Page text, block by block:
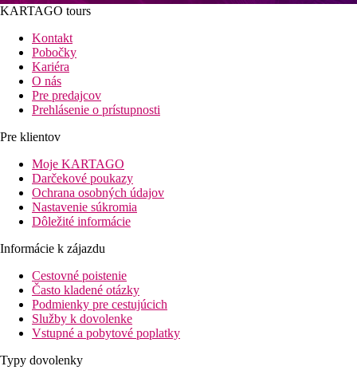
KARTAGO tours
Kontakt
Pobočky
Kariéra
O nás
Pre predajcov
Prehlásenie o prístupnosti
Pre klientov
Moje KARTAGO
Darčekové poukazy
Ochrana osobných údajov
Nastavenie súkromia
Dôležité informácie
Informácie k zájazdu
Cestovné poistenie
Často kladené otázky
Podmienky pre cestujúcich
Služby k dovolenke
Vstupné a pobytové poplatky
Typy dovolenky